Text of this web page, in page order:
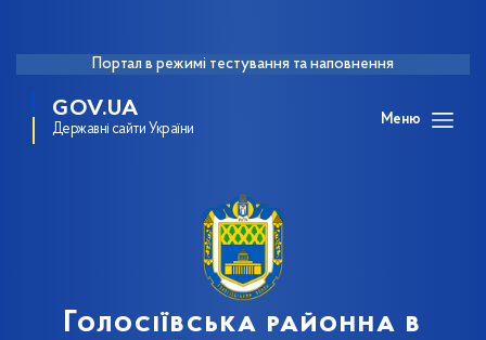
Портал в режимі тестування та наповнення
GOV.UA
Державні сайти України
Меню
Голосіївська районна в